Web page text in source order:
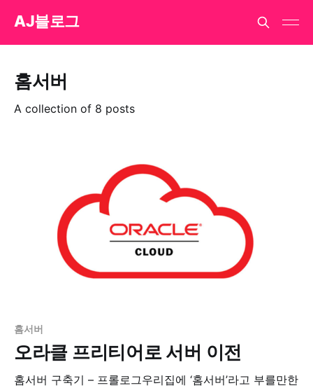
AJ블로그
홈서버
A collection of 8 posts
홈서버
오라클 프리티어로 서버 이전
홈서버 구축기 – 프롤로그우리집에 ‘홈서버’라고 부를만한